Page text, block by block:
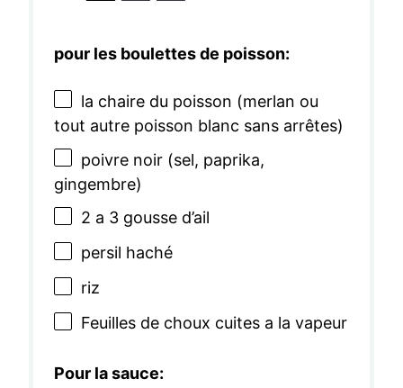
pour les boulettes de poisson:
la chaire du poisson (merlan ou
tout autre poisson blanc sans arrêtes)
poivre noir (sel, paprika,
gingembre)
2 a 3 gousse d’ail
persil haché
riz
Feuilles de choux cuites a la vapeur
Pour la sauce: